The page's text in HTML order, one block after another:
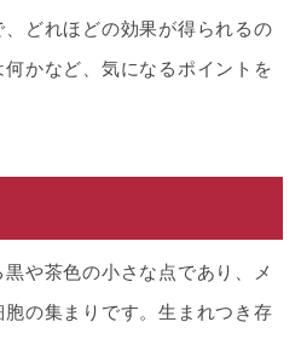
どれほどの効果が得られるの
かなど、気になるポイントを
や茶色の小さな点であり、メ
の集まりです。生まれつき存